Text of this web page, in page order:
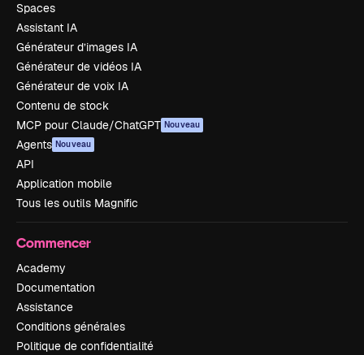
Spaces
Assistant IA
Générateur d’images IA
Générateur de vidéos IA
Générateur de voix IA
Contenu de stock
MCP pour Claude/ChatGPT Nouveau
Agents Nouveau
API
Application mobile
Tous les outils Magnific
Commencer
Academy
Documentation
Assistance
Conditions générales
Politique de confidentialité